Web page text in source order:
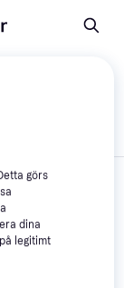
görs
dina
legitimt